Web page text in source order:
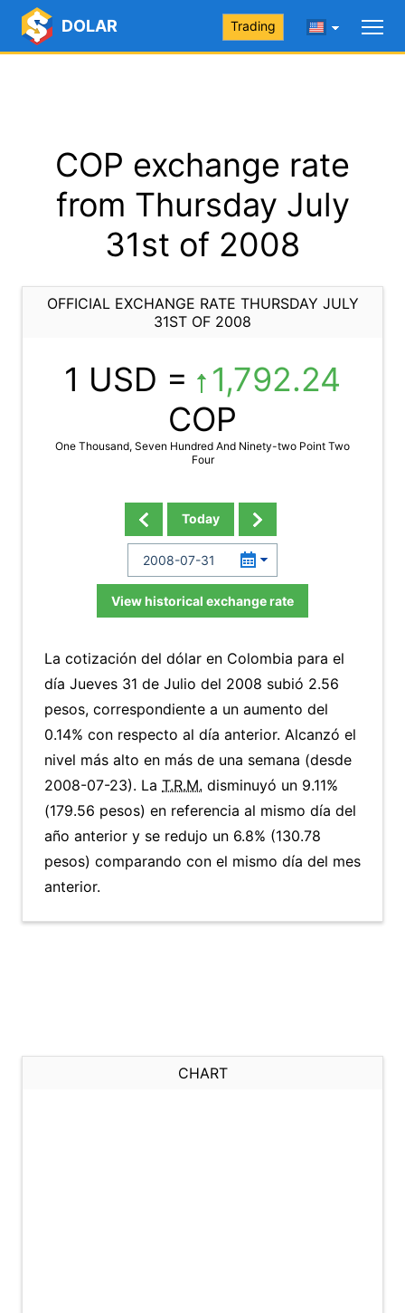
DOLAR Trading
COP exchange rate
from Thursday July
31st of 2008
OFFICIAL EXCHANGE RATE THURSDAY JULY
31ST OF 2008
1 USD =
1,792.24
COP
One Thousand, Seven Hundred And Ninety-two Point Two
Four
Today
View historical exchange rate
La cotización del dólar en Colombia para el
día Jueves 31 de Julio del 2008 subió 2.56
pesos, correspondiente a un aumento del
0.14% con respecto al día anterior. Alcanzó el
nivel más alto en más de una semana (desde
2008-07-23). La T.R.M. disminuyó un 9.11%
(179.56 pesos) en referencia al mismo día del
año anterior y se redujo un 6.8% (130.78
pesos) comparando con el mismo día del mes
anterior.
CHART